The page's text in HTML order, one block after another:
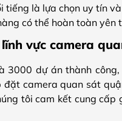
tiếng là lựa chọn uy tín
có thể hoàn toàn
vực camera
3000 dự án thành
đặt camera quan sát
tôi cam kết cung